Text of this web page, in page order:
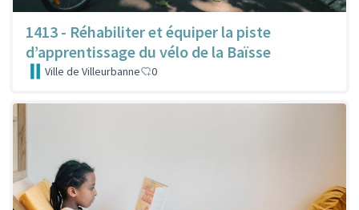
1413 - Réhabiliter et équiper la piste
d’apprentissage du vélo de la Baïsse
Ville de Villeurbanne 0